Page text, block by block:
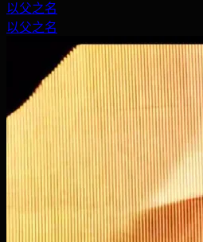
以父之名
以父之名